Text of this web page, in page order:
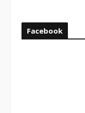
Facebook